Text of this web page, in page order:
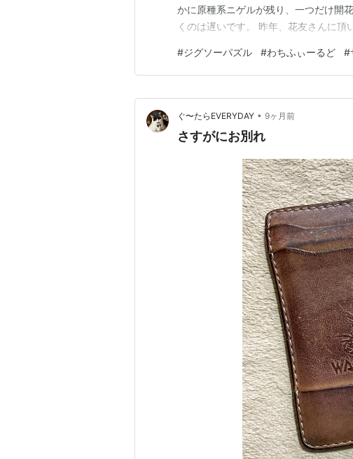
かに原種系ニゲルが残り、一つだけ開
くのは遅いです。 昨年、花友さんに頂
たが 園芸の方は最低限の手入れだけ
冷めてましたね(;´Д｀)…
#ジグソーパズル #わちふぃーるど #
ぐ〜たらEVERYDAY • 9ヶ月前
さすがにお別れ